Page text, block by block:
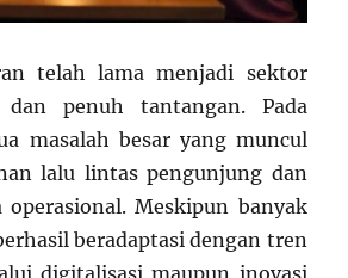
telah lama menjadi sektor
penuh tantangan. Pada
masalah besar yang muncul
lalu lintas pengunjung dan
operasional. Meskipun banyak
beradaptasi dengan tren